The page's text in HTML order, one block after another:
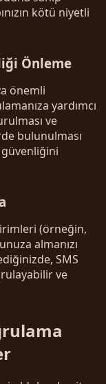
kötü niyetli
Önleme
önemli
yardımcı
ve
bulunulması
(örneğin,
almanızı
SMS
ve